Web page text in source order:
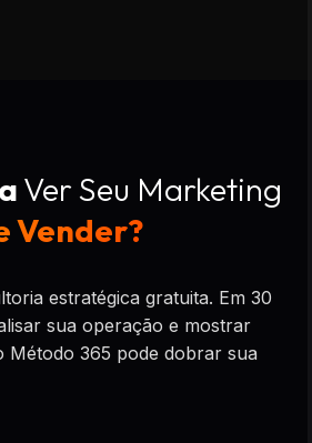
Ver Seu Marketing
Vender?
estratégica gratuita. Em 30
sua operação e mostrar
Método 365 pode dobrar sua